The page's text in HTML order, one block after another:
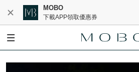
MOBO
下載APP領取優惠券